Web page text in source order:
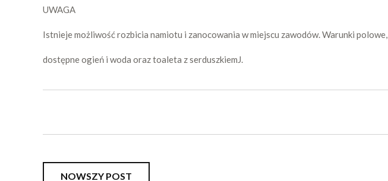
UWAGA
Istnieje możliwość rozbicia namiotu i zanocowania w miejscu zawodów. Warunki polowe,
dostępne ogień i woda oraz toaleta z serduszkiemJ.
NOWSZY POST